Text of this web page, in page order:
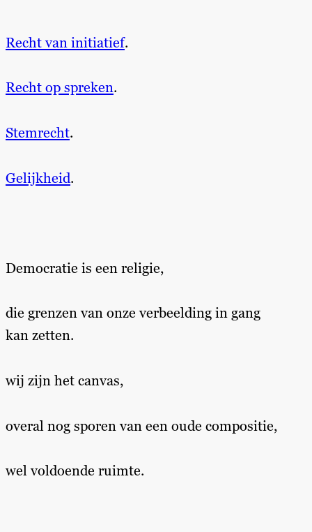
Recht van initiatief.
Recht op spreken.
Stemrecht.
Gelijkheid.
Democratie is een religie,
die grenzen van onze verbeelding in gang
kan zetten.
wij zijn het canvas,
overal nog sporen van een oude compositie,
wel voldoende ruimte.